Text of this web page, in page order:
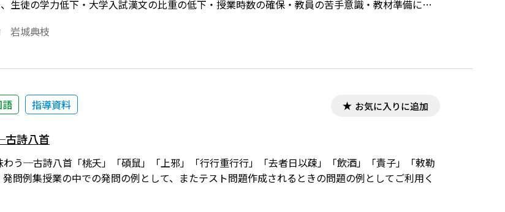
生徒の学力低下・大学入試漢文の比重の低下・授業時数の確保・教員の苦手意識・教材準備にか
岩城典枝
語 指導資料 お気に入りに追加
古詩八首
う─古詩八首「桃夭」「碩鼠」「上邪」「行行重行行」「去者日以疎」「飲酒」「責子」「敕勒
問例集授業の中での発問の例として、またテスト問題作成されるときの問題の例としてご利用く